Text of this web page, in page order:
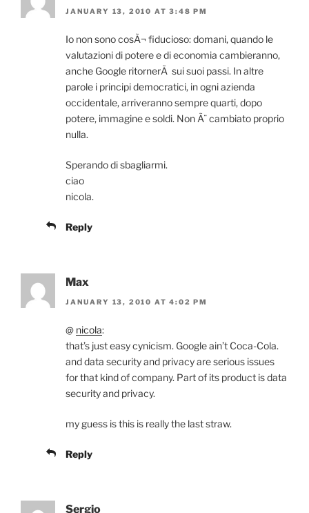
JANUARY 13, 2010 AT 3:48 PM
Io non sono cosÃ¬ fiducioso: domani, quando le
valutazioni di potere e di economia cambieranno,
anche Google ritornerÃ sui suoi passi. In altre
parole i principi democratici, in ogni azienda
occidentale, arriveranno sempre quarti, dopo
potere, immagine e soldi. Non Ã¨ cambiato proprio
nulla.
Sperando di sbagliarmi.
ciao
nicola.
Reply
Max
JANUARY 13, 2010 AT 4:02 PM
@ nicola:
that’s just easy cynicism. Google ain’t Coca-Cola.
and data security and privacy are serious issues
for that kind of company. Part of its product is data
security and privacy.
my guess is this is really the last straw.
Reply
Sergio